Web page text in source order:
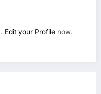
Edit your Profile now.